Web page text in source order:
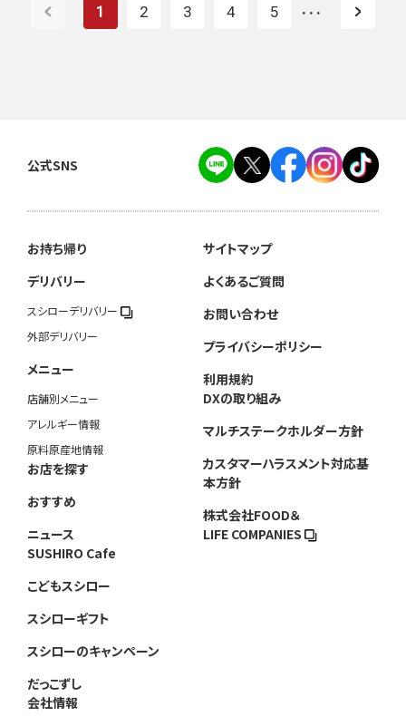
1 2 3 4 5 ・・・
公式SNS
お持ち帰り
デリバリー
スシローデリバリー
外部デリバリー
メニュー
店舗別メニュー
アレルギー情報
原料原産地情報
お店を探す
おすすめ
ニュース
SUSHIRO Cafe
こどもスシロー
スシローギフト
スシローのキャンペーン
だっこずし
会社情報
サイトマップ
よくあるご質問
お問い合わせ
プライバシーポリシー
利用規約
DXの取り組み
マルチステークホルダー方針
カスタマーハラスメント対応基
本方針
株式会社FOOD＆
LIFE COMPANIES